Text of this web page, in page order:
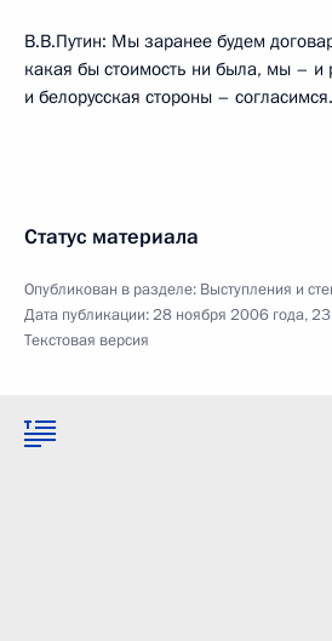
В.В.Путин: Мы заранее будем
какая бы стоимость ни была, мы – и
и белорусская стороны – согласимся.
Статус материала
Опубликован в разделе: Выступления и
Дата публикации:28 ноября 2006 года,
Текстовая версия